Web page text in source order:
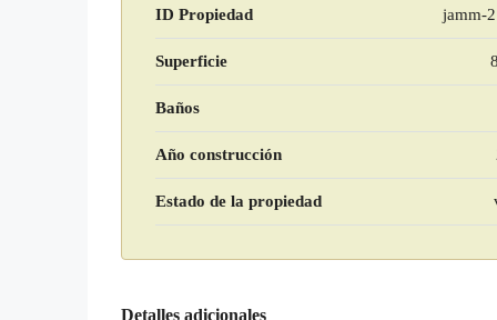
ID Propiedad jamm-
Superficie
Baños
Año construcción
Estado de la propiedad
Detalles adicionales